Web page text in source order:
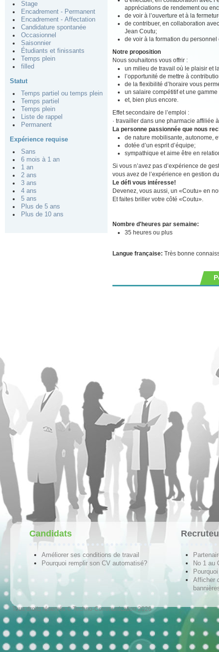
Stage
Encadrement - Permanent
Encadrement - Affectation
Candidature spontanée
Occasionnel
Saisonnier
Étudiants et finissants
Temps plein
filled
Statut
Temps partiel ou temps plein
Temps partiel
Temps plein
Liste de rappel
Permanent
Expérience requise
Sans
6 mois à 1 an
1 an
2 ans
3 ans
4 ans
5 ans
Plus de 5 ans
Plus de 10 ans
appréciations de rendement ou
de voir à l’ouverture et à la
de contribuer, en collaboration
Jean Coutu;
de voir à la formation du
Notre proposition
Nous souhaitons vous offrir :
un milieu de travail où le plaisir et
l’opportunité de mettre à
de la flexibilité d’horaire vous
un salaire compétitif et une gamme
et, bien plus encore.
Effet secondaire de l’emploi :
· travailler dans une pharmacie affiliée
La personne passionnée que nous
de nature mobilisante, autonome,
dotée d’un esprit d’équipe;
sympathique et aime être en
Si vous n’avez pas d’expérience de
vous avez de l’expérience en gestion
Le défi vous intéresse!
Devenez, vous aussi, un «Coutu» en
Et faites briller votre côté «Coutu».
Nombre d'heures par semaine:
35 heures ou plus
Langue française: Très bonne
Candidats
Améliorer ses conditions de travail
Pourquoi remplir son CV automatisé?
No 1 au
Afficher
Tous droits réservés © Techno-Communication 2026